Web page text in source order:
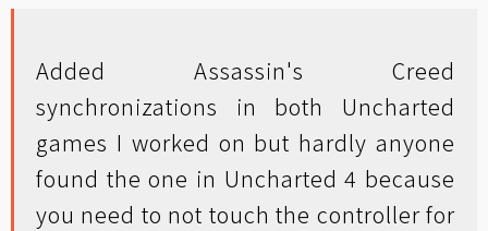
Added Assassin's Creed
synchronizations in both Uncharted
games I worked on but hardly anyone
found the one in Uncharted 4 because
you need to not touch the controller for